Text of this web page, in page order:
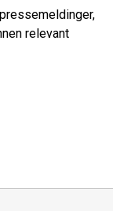
relevant